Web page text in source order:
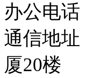
办公电话
通信地址
厦20楼